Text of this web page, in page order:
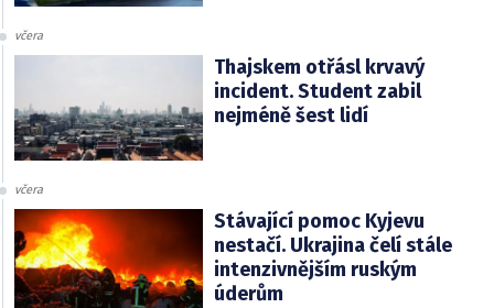
včera
Thajskem otřásl krvavý
incident. Student zabil
nejméně šest lidí
včera
Stávající pomoc Kyjevu
nestačí. Ukrajina čelí stále
intenzivnějším ruským
úderům